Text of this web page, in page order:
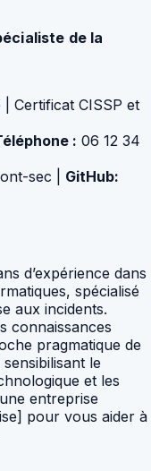
de la
Certificat CISSP et
: 06 12 34
sec | GitHub:
d’expérience dans
spécialisé
aux incidents.
connaissances
pragmatique de
le
et les
entreprise
pour vous aider à